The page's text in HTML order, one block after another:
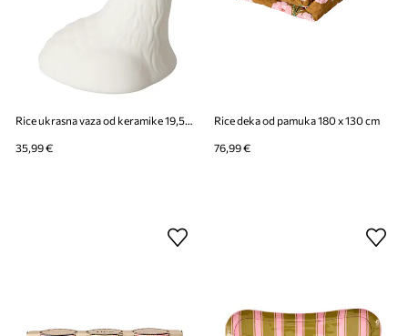
Rice ukrasna vaza od keramike 19,5 x 12,5 cm
35,99 €
Rice deka od pamuka 180 x 130 cm
76,99 €